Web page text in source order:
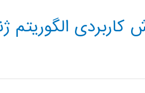
کاربردی الگوریتم